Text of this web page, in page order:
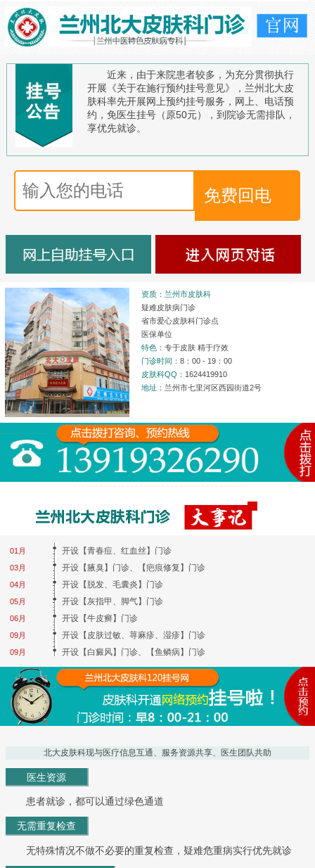
近来，由于来院患者较多，为充分贯彻执行
开展《关于在施行预约挂号意见》，兰州北大皮
肤科率先开展网上预约挂号服务，网上、电话预
约，免医生挂号（原50元），到院诊无需排队，
享优先就诊。
资质：兰州市皮肤科
疑难皮肤病门诊
省市爱心皮肤科门诊点
医保单位
特色：专于皮肤 精于疗效
门诊时间：8：00 - 19：00
皮肤科QQ： 1624419910
地址： 兰州市七里河区西园街道2号
01月
03月
04月
05月
06月
09月
09月
开设【青春痘、红血丝】门诊
开设【腋臭】门诊、【疤痕修复】门诊
开设【脱发、毛囊炎】门诊
开设【灰指甲、脚气】门诊
开设【牛皮癣】门诊
开设【皮肤过敏、荨麻疹、湿疹】门诊
开设【白癜风】门诊、【鱼鳞病】门诊
北大皮肤科现与医疗信息互通、服务资源共享、医生团队共助
医生资源
患者就诊，都可以通过绿色通道
无需重复检查
无特殊情况不做不必要的重复检查，疑难危重病实行优先就诊